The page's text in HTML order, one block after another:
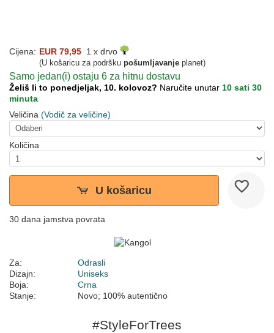
Cijena: EUR 79,95 1 x drvo
(U košaricu za podršku pošumljavanje planet)
Samo jedan(i) ostaju 6 za hitnu dostavu
Želiš li to ponedjeljak, 10. kolovoz? Naručite unutar 10 sati 30
minuta
Veličina (Vodič za veličine)
Količina
U košaricu
30 dana jamstva povrata
Za:
Odrasli
Dizajn:
Uniseks
Boja:
Crna
Stanje:
Novo; 100% autentično
#StyleForTrees